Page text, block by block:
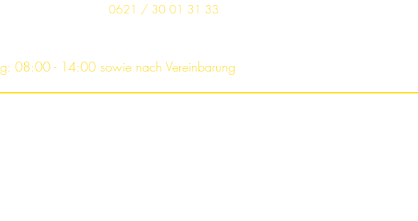
0621 / 30 01 31 33
08:00 - 14:00 sowie nach Vereinbarung